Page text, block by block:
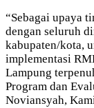
“Sebagai upaya
dengan seluruh
kabupaten/kota,
implementasi
Lampung
Program dan
Noviansyah,